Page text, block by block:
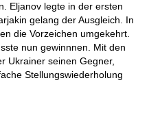
Eljanov legte in der ersten
gelang der Ausgleich. In
die Vorzeichen umgekehrt.
nun gewinnnen. Mit den
Ukrainer seinen Gegner,
Stellungswiederholung